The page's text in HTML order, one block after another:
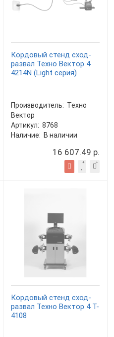
Кордовый стенд сход-
развал Техно Вектор 4
4214N (Light серия)
Производитель: Техно
Вектор
Артикул: 8768
Наличие: В наличии
16 607.49 р.
Кордовый стенд сход-
развал Техно Вектор 4 T-
4108